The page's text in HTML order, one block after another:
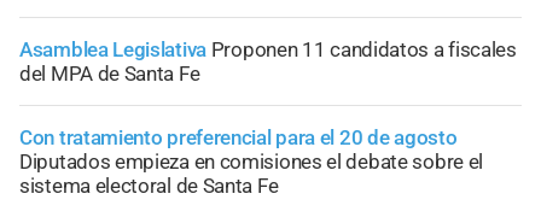
Asamblea Legislativa Proponen 11 candidatos a fiscales
del MPA de Santa Fe
Con tratamiento preferencial para el 20 de agosto
Diputados empieza en comisiones el debate sobre el
sistema electoral de Santa Fe